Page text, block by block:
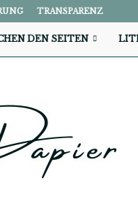
TRANSPARENZ
DEN SEITEN